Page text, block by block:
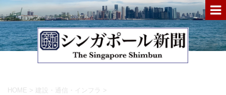
HOME > 建設・通信・インフラ >